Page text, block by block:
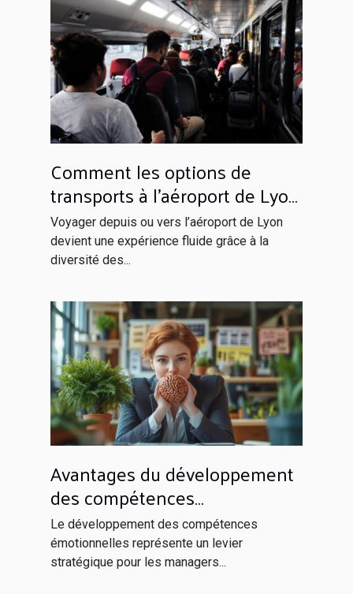
Comment les options de
transports à l’aéroport de Lyon
facilitent votre voyage ?
Voyager depuis ou vers l’aéroport de Lyon
devient une expérience fluide grâce à la
diversité des...
Avantages du développement
des compétences
émotionnelles pour les
managers
Le développement des compétences
émotionnelles représente un levier
stratégique pour les managers...